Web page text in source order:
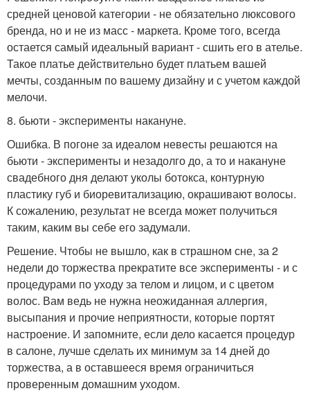
средней ценовой категории - не обязательно люксового
бренда, но и не из масс - маркета. Кроме того, всегда
остается самый идеальный вариант - сшить его в ателье.
Такое платье действительно будет платьем вашей
мечты, созданным по вашему дизайну и с учетом каждой
мелочи.
8. бьюти - эксперименты накануне.
Ошибка. В погоне за идеалом невесты решаются на
бьюти - эксперименты и незадолго до, а то и накануне
свадебного дня делают уколы ботокса, контурную
пластику губ и биоревитализацию, окрашивают волосы.
К сожалению, результат не всегда может получиться
таким, каким вы себе его задумали.
Решение. Чтобы не вышло, как в страшном сне, за 2
недели до торжества прекратите все эксперименты - и с
процедурами по уходу за телом и лицом, и с цветом
волос. Вам ведь не нужна неожиданная аллергия,
высыпания и прочие неприятности, которые портят
настроение. И запомните, если дело касается процедур
в салоне, лучше сделать их минимум за 14 дней до
торжества, а в оставшееся время ограничиться
проверенным домашним уходом.